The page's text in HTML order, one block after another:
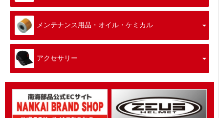
メンテナンス用品・オイル・ケミカル
アクセサリー